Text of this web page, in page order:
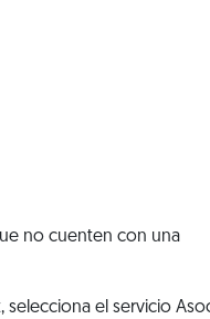
no cuenten con una
selecciona el servicio